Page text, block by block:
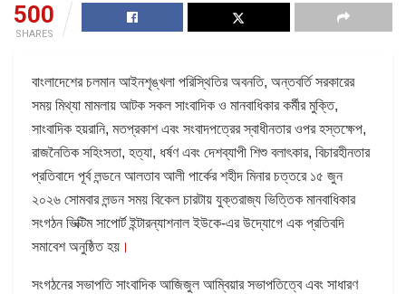
500
SHARES
বাংলাদেশের চলমান আইনশৃঙ্খলা পরিস্থিতির অবনতি, অন্তবর্তি সরকারের
সময় মিথ্যা মামলায় আটক সকল সাংবাদিক ও মানবাধিকার কর্মীর মুক্তি,
সাংবাদিক হয়রানি, মতপ্রকাশ এবং সংবাদপত্রের স্বাধীনতার ওপর হস্তক্ষেপ,
রাজনৈতিক সহিংসতা, হত্যা, ধর্ষণ এবং দেশব্যাপী শিশু বলাৎকার, বিচারহীনতার
প্রতিবাদে পূর্ব লন্ডনে আলতাব আলী পার্কের শহীদ মিনার চত্তরে ১৫ জুন
২০২৬ সোমবার লন্ডন সময় বিকেল চারটায় যুক্তরাজ্য ভিত্তিক মানবাধিকার
সংগঠন ভিক্টিম সাপোর্ট ইন্টারন্যাশনাল ইউকে-এর উদ্যোগে এক প্রতিবদি
সমাবেশ অনুষ্ঠিত হয় ।
সংগঠনের সভাপতি সাংবাদিক আজিজুল আম্বিয়ার সভাপতিত্বে এবং সাধারণ